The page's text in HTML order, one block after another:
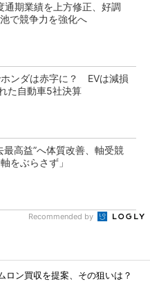
通期業績を上方修正、好調
で競争力を強化へ
ンダは赤字に？ EVは減損
た自動車5社決算
最高益”へ体質改善、軸受競
をぶらさず」
Recommended by
ロン買収を提案、その狙いは？